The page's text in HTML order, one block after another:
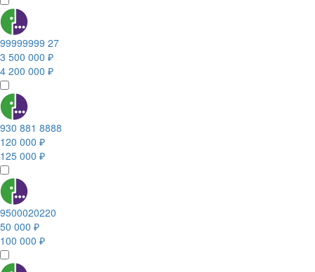
99999999 27
3 500 000 ₽
4 200 000 ₽
930 881 8888
120 000 ₽
125 000 ₽
9500020220
50 000 ₽
100 000 ₽